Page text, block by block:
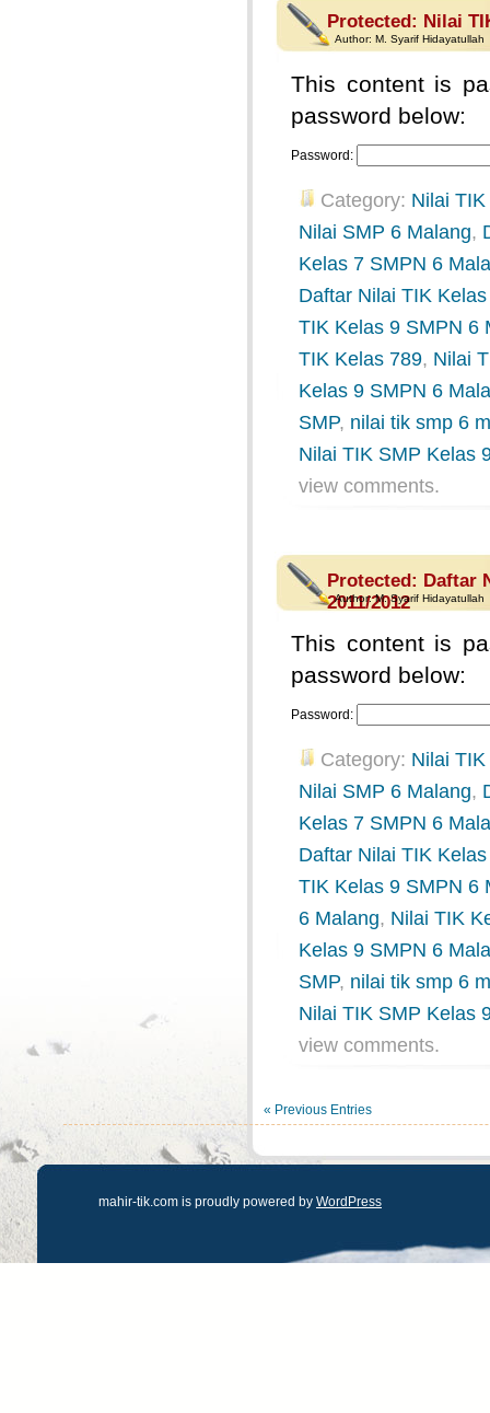
Protected: Nilai
Author: M. Syarif Hidayatullah
This content is
password below:
Password:
Category: Nilai
Nilai SMP 6 Malang,
Kelas 7 SMPN 6
Daftar Nilai TIK
TIK Kelas 9 SMPN 6
TIK Kelas 789, Nilai
Kelas 9 SMPN 6
SMP, nilai tik smp 6
Nilai TIK SMP Kelas
view comments.
Protected: Daftar
2011/2012
Author:M. Syarif Hidayatullah
This content is
password below:
Password:
Category: Nilai
Nilai SMP 6 Malang,
Kelas 7 SMPN 6
Daftar Nilai TIK
TIK Kelas 9 SMPN 6
6 Malang, Nilai TIK
Kelas 9 SMPN 6
SMP, nilai tik smp 6
Nilai TIK SMP Kelas
view comments.
« Previous Entries
mahir-tik.com is proudly powered by WordPress